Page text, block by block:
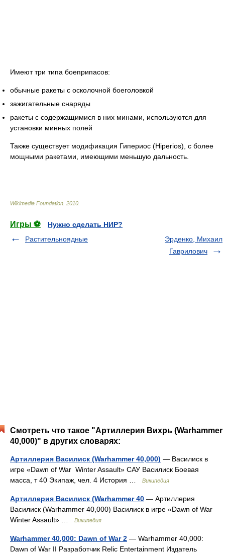
Имеют три типа боеприпасов:
обычные ракеты с осколочной боеголовкой
зажигательные снаряды
ракеты с содержащимися в них минами, используются для
установки минных полей
Также существует модификация Гипериос (Hiperios), с более
мощными ракетами, имеющими меньшую дальность.
Wikimedia Foundation 2010
Игры ⚽
Нужно сделать НИР?
Растительноядные
Эрденко, Михаил
Гаврилович
Смотреть что такое "Артиллерия Вихрь (Warhammer
40,000)" в других словарях:
Артиллерия Василиск (Warhammer 40,000) — Василиск в
игре «Dawn of War Winter Assault» САУ Василиск Боевая
масса, т 40 Экипаж, чел. 4 История …
Википедия
Артиллерия Василиск (Warhammer 40 — Артиллерия
Василиск (Warhammer 40,000) Василиск в игре «Dawn of War
Winter Assault» …
Википедия
Warhammer 40,000: Dawn of War 2 — Warhammer 40,000:
Dawn of War II Разработчик Relic Entertainment Издатель